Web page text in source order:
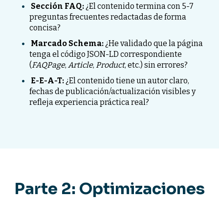
Sección FAQ: ¿El contenido termina con 5-7
preguntas frecuentes redactadas de forma
concisa?
Marcado Schema: ¿He validado que la página
tenga el código JSON-LD correspondiente
(FAQPage, Article, Product, etc.) sin errores?
E-E-A-T: ¿El contenido tiene un autor claro,
fechas de publicación/actualización visibles y
refleja experiencia práctica real?
Parte 2: Optimizaciones